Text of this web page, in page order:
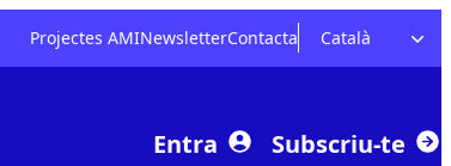
Projectes AMINewsletterContacta Català
Entra Subscriu-te